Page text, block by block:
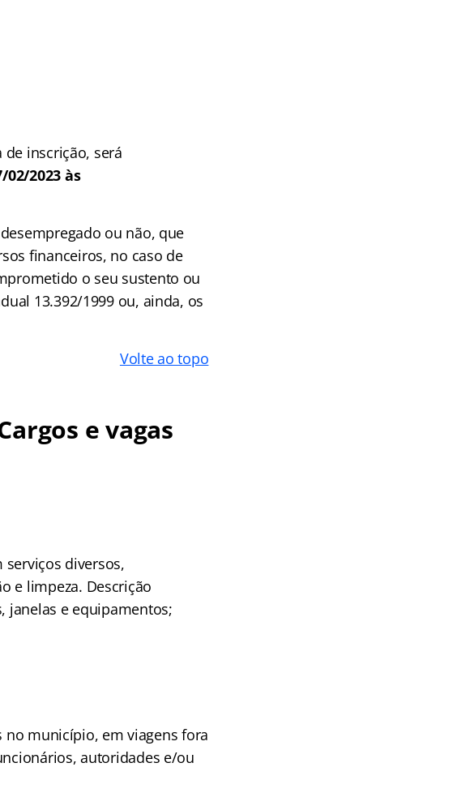
inscrição, será
02/2023 às
ou não, que
financeiros, no caso de
o seu sustento ou
13.392/1999 ou, ainda, os
Volte ao topo
e vagas
serviços diversos,
e limpeza. Descrição
janelas e equipamentos;
no município, em viagens fora
autoridades e/ou